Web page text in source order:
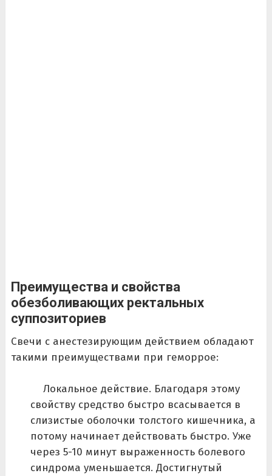
Преимущества и свойства
обезболивающих ректальных
суппозиториев
Свечи с анестезирующим действием обладают
такими преимуществами при геморрое:
Локальное действие. Благодаря этому
свойству средство быстро всасывается в
слизистые оболочки толстого кишечника, а
потому начинает действовать быстро. Уже
через 5-10 минут выраженность болевого
синдрома уменьшается. Достигнутый